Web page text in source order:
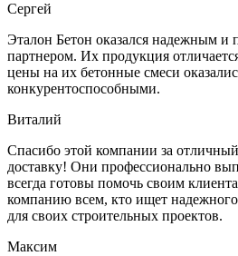
Сергей
Эталон Бетон оказался надежным и
партнером. Их продукция
цены на их бетонные смеси
конкурентоспособными.
Виталий
Спасибо этой компании за
доставку! Они профессионально
всегда готовы помочь своим
компанию всем, кто ищет надежного
для своих строительных проектов.
Максим